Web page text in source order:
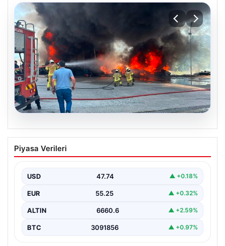
Dumanlar ilçeyi kapladı: Bursa’da
tamirhanede yangın
Piyasa Verileri
USD 47.74 ▲ +0.18%
EUR 55.25 ▲ +0.32%
ALTIN 6660.6 ▲ +2.59%
BTC 3091856 ▲ +0.97%